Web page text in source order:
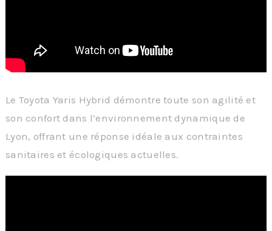
Le Toyota Yaris Hybrid démontre toute son agilité et
son confort dans l’environnement dynamique de
Lyon, offrant une réponse idéale aux contraintes
sanitaires et écologiques actuelles.